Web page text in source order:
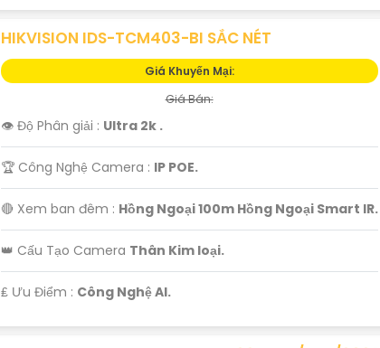
HIKVISION IDS-TCM403-BI SẮC NÉT
Giá Khuyến Mại:
Giá Bán:
👁 Độ Phân giải : Ultra 2k .
🏆 Công Nghệ Camera : IP POE.
🔴 Xem ban đêm : Hồng Ngoại 100m Hồng Ngoại Smart IR.
👑 Cấu Tạo Camera Thân Kim loại.
️₤ Ưu Điểm : Công Nghệ AI.